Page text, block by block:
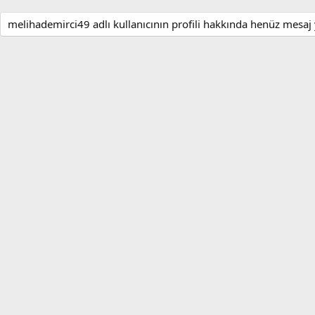
melihademirci49 adlı kullanıcının profili hakkında henüz